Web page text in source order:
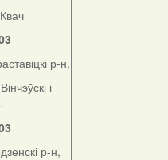
р-н,
і
р-н,